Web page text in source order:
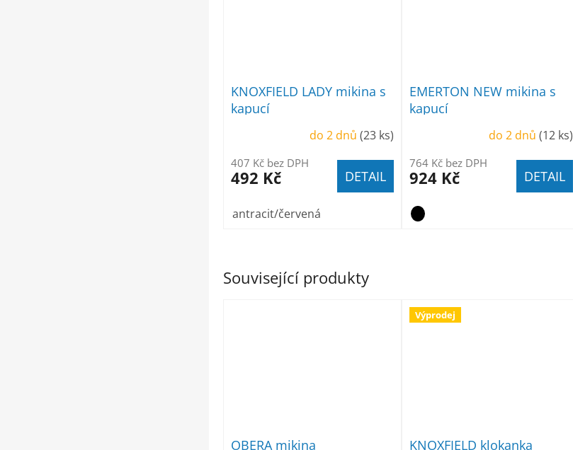
Související produkty
OBERA mikina
Výprodej
KNOXFIELD klokanka
KNOXFIELD LADY mikina s
kapucí
do 2 dnů(23 ks)
407 Kč bez DPH
492 Kč DETAIL
antracit/červená
EMERTON NEW mikina s
kapucí
do 2 dnů (12 ks)
764 Kč bez DPH
924 Kč DETAIL